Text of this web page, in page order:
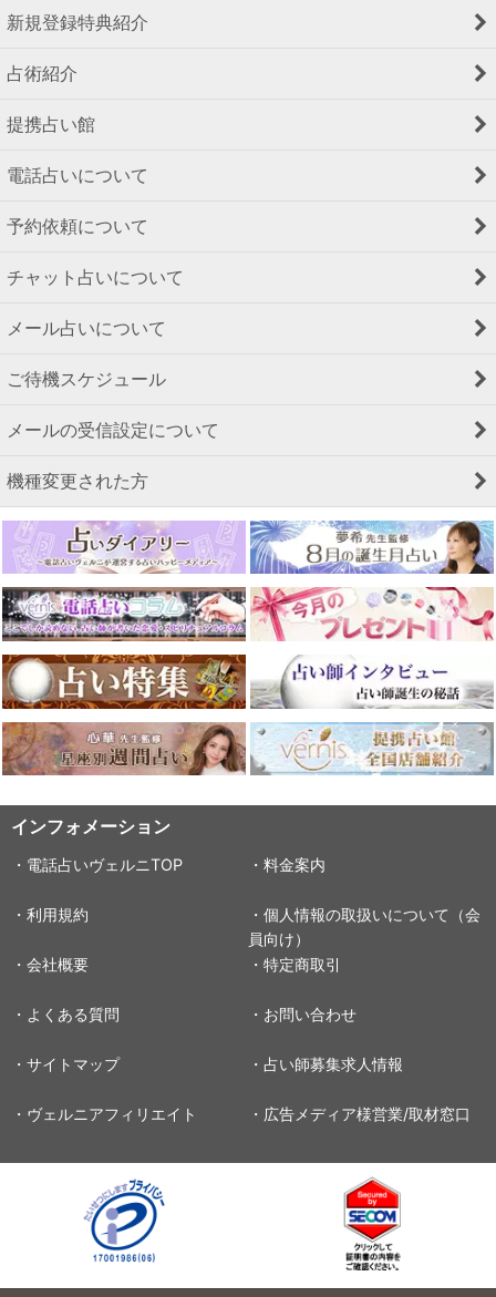
新規登録特典紹介
占術紹介
提携占い館
電話占いについて
予約依頼について
チャット占いについて
メール占いについて
ご待機スケジュール
メールの受信設定について
機種変更された方
インフォメーション
・電話占いヴェルニTOP ・料金案内
・利用規約
・個人情報の取扱いについて（会
員向け）
・会社概要
・特定商取引
・よくある質問 ・お問い合わせ
・サイトマップ ・占い師募集求人情報
・ヴェルニアフィリエイト ・広告メディア様営業/取材窓口